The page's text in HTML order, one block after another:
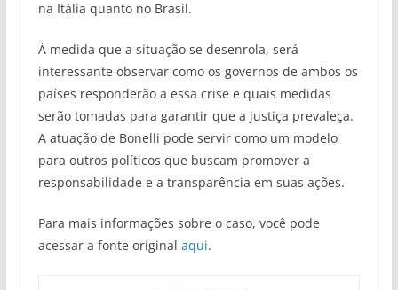
na Itália quanto no Brasil.
À medida que a situação se desenrola, será
interessante observar como os governos de ambos os
países responderão a essa crise e quais medidas
serão tomadas para garantir que a justiça prevaleça.
A atuação de Bonelli pode servir como um modelo
para outros políticos que buscam promover a
responsabilidade e a transparência em suas ações.
Para mais informações sobre o caso, você pode
acessar a fonte original aqui.